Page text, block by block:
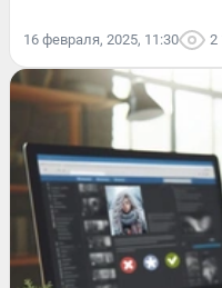
16 февраля, 2025, 11:30 2